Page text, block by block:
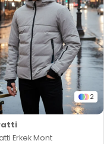
2
Erkek Mont